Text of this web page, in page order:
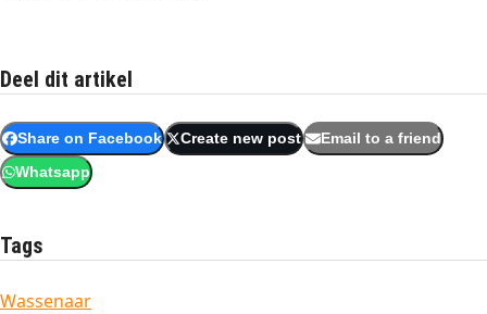
Deel dit artikel
Share on Facebook Create new post Email to a friend
Whatsapp
Tags
Wassenaar